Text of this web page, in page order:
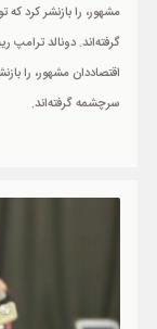
مشهور، را بازنشر کرد
گرفته‌اند. دونالد
اقتصاددان مشهور، را
سرچشمه گرفته‌اند.